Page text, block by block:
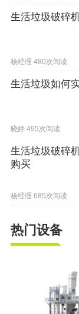
生活垃圾破碎
杨经理 480次阅读
生活垃圾如何
晓婷 495次阅读
生活垃圾破碎
购买
杨经理 685次阅读
热门设备